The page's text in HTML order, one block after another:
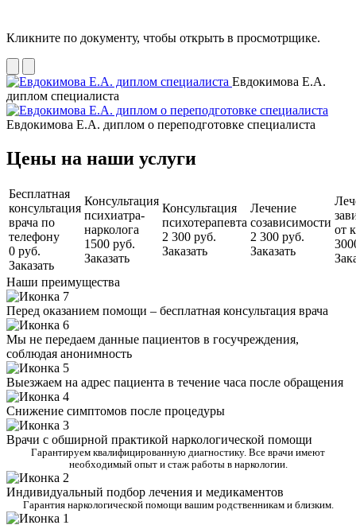
Кликните по документу, чтобы открыть в просмотрщике.
Евдокимова Е.А.
диплом специалиста
Евдокимова Е.А. диплом о переподготовке специалиста
Цены на наши услуги
Бесплатная
консультация
врача по
телефону
0 руб.
Заказать
Консультация
психиатра-
нарколога
1500 руб.
Заказать
Консультация
психотерапевта
2 300 руб.
Заказать
Лечение
созависимости
2 300 руб.
Заказать
от
Наши преимущества
Перед оказанием помощи – бесплатная консультация врача
Мы не передаем данные пациентов в госучреждения,
соблюдая анонимность
Выезжаем на адрес пациента в течение часа после обращения
Снижение симптомов после процедуры
Врачи с обширной практикой наркологической помощи
Гарантируем квалифицированную диагностику. Все врачи имеют
необходимый опыт и стаж работы в наркологии.
Индивидуальный подбор лечения и медикаментов
Гарантия наркологической помощи вашим родственникам и близким.